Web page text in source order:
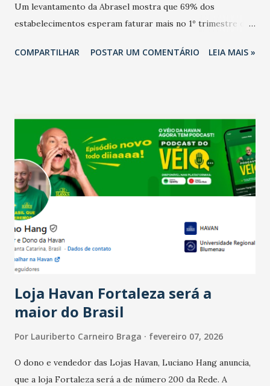
Um levantamento da Abrasel mostra que 69% dos
estabelecimentos esperam faturar mais no 1º trimestre de
relação ao último trimestre deste ano, 56% também
confraternizações de fim de ano e pelo pagamento do 13º
Salário para um número maior de trabalhadores, já que o
país tem a menor taxa de desemprego dos anos recentes.
Ainda segundo a Pesquisa, em novembro de 2025, 40% dos
bares e restaurantes operaram com lucro e outros 40%
registraram equilíbrio financeiro. Já o percentual de
estabelecimentos no prejuízo ficou em 19%, pouco abaixo
do observado no mês anterior. Outros 1% não existiam em
novembro. Em relação a outubro, o faturamento também
COMPARTILHAR POSTAR UM COMENTÁRIO LEIA MAIS »
Loja Havan Fortaleza será a
maior do Brasil
Por Lauriberto Carneiro Braga fevereiro 07, 2026
O dono e vendedor das Lojas Havan, Luciano Hang anuncia,
que a loja Fortaleza será a de número 200 da Rede. A